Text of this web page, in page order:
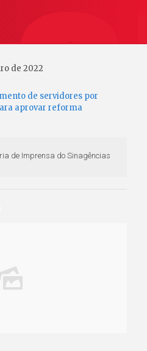
de 2022
de servidores por
aprovar reforma
de Imprensa do Sinagências